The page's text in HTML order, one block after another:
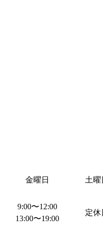
金曜日 土曜
9:00〜12:00
13:00〜19:00
定休